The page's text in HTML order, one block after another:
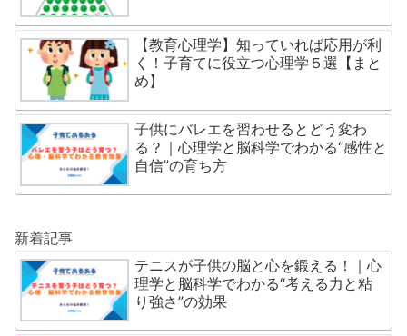
【教育心理学】知っていれば応用が利
く！子育てに役立つ心理学５選【まと
め】
子供にバレエを習わせるとどう変わ
る？｜心理学と脳科学でわかる“感性と
自信”の育ち方
新着記事
テニスが子供の脳と心を鍛える！｜心
理学と脳科学でわかる“考える力と粘
り強さ”の効果